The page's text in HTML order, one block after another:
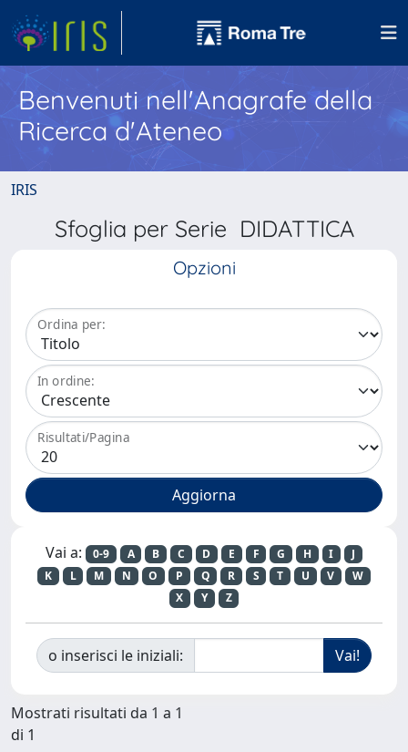
Benvenuti nell'Anagrafe della
Ricerca d'Ateneo
IRIS
Sfoglia per Serie DIDATTICA
Opzioni
Ordina per:
In ordine:
Risultati/Pagina
Vai a: 0-9 A B C D E F G H I
J
K
L M N O P Q R S T U V
W
X
Y Z
o inserisci le iniziali:
Mostrati risultati da 1 a 1
di 1